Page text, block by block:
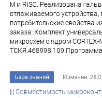
M и RISC. Реализована
отлаживаемого
потребительские свойства
заказа: Комплект
микросхем с ядром CORTEX-
ТСКЯ.468998.109
База знаний Изменен:
[i] Совместимость